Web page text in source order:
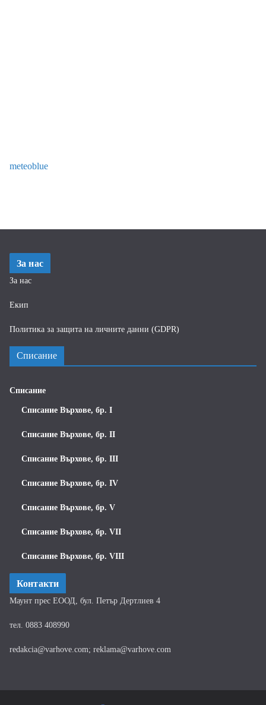
meteoblue
За нас
За нас
Екип
Политика за защита на личните данни (GDPR)
Списание
Списание
Списание Върхове, бр. I
Списание Върхове, бр. II
Списание Върхове, бр. III
Списание Върхове, бр. IV
Списание Върхове, бр. V
Списание Върхове, бр. VII
Списание Върхове, бр. VIII
Контакти
Маунт прес ЕООД, бул. Петър Дертлиев 4
тел. 0883 408990
redakcia@varhove.com; reklama@varhove.com